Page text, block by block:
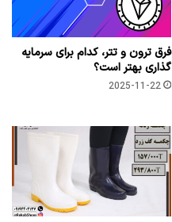
فرق ترون و تتر، کدام برای سرمایه
گذاری بهتر است؟
2025-11-22